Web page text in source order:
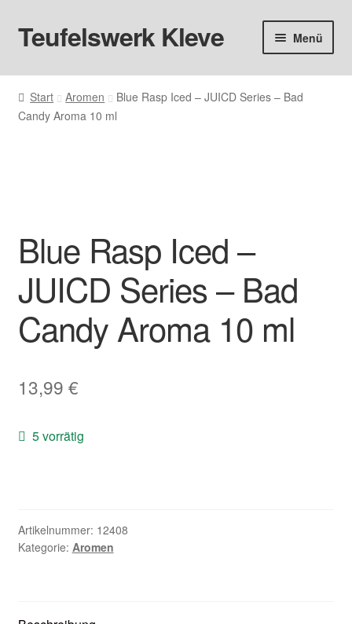
Zur
Navigation
Zum
Inhalt
Teufelswerk Kleve Menü
Startseite
Hardware
Big Puff
Aromen
Basen & Nikotin
Unsere Standorte
Start Aromen
Blue Rasp Iced – JUICD Series – Bad
Candy Aroma 10 ml
Blue Rasp Iced –
JUICD Series – Bad
Candy Aroma 10 ml
13,99 €
5 vorrätig
Artikelnummer: 12408
Kategorie: Aromen